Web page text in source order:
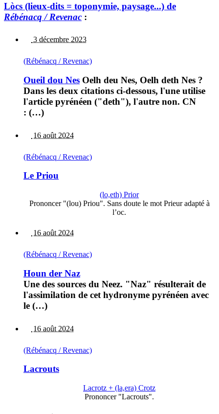
Lòcs (lieux-dits = toponymie, paysage...) de
Rébénacq / Revenac :
3 décembre 2023
(Rébénacq / Revenac)
Oueil dou Nes Oelh deu Nes, Oelh deth Nes ?
Dans les deux citations ci-dessous, l'une utilise
l'article pyrénéen ("deth"), l'autre non. CN
: (…)
16 août 2024
(Rébénacq / Revenac)
Le Priou
(lo,eth) Prior
Prononcer "(lou) Priou". Sans doute le mot Prieur adapté à
l’oc.
16 août 2024
(Rébénacq / Revenac)
Houn der Naz
Une des sources du Neez. "Naz" résulterait de
l'assimilation de cet hydronyme pyrénéen avec
le (…)
16 août 2024
(Rébénacq / Revenac)
Lacrouts
Lacrotz + (la,era) Crotz
Prononcer "Lacrouts".